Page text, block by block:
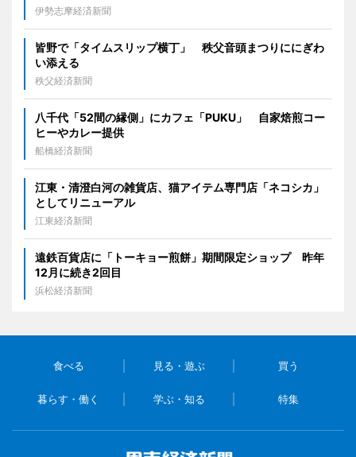
伊勢志摩経済新聞
皆野で「タイムスリップ横丁」 秩父音頭まつりににぎわ
い添える
秩父経済新聞
八千代「52間の縁側」にカフェ「PUKU」 自家焙煎コー
ヒーやカレー提供
船橋経済新聞
江東・清澄白河の雑貨店、猫アイテム専門店「ネコシカ」
としてリニューアル
江東経済新聞
遠鉄百貨店に「トーキョー煎餅」期間限定ショップ 昨年
12月に続き2回目
浜松経済新聞
食べる 見る・遊ぶ 買う
暮らす・働く 学ぶ・知る 特集